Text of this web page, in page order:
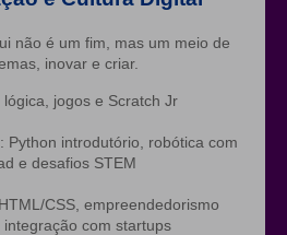
não é um fim, mas um meio de
inovar e criar.
lógica, jogos e Scratch Jr
Python introdutório, robótica com
e desafios STEM
CSS, empreendedorismo
integração com startups